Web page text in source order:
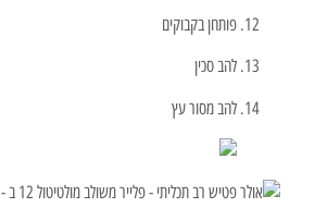
פותחן בקבוקים
להב סכין
להב מסור עץ